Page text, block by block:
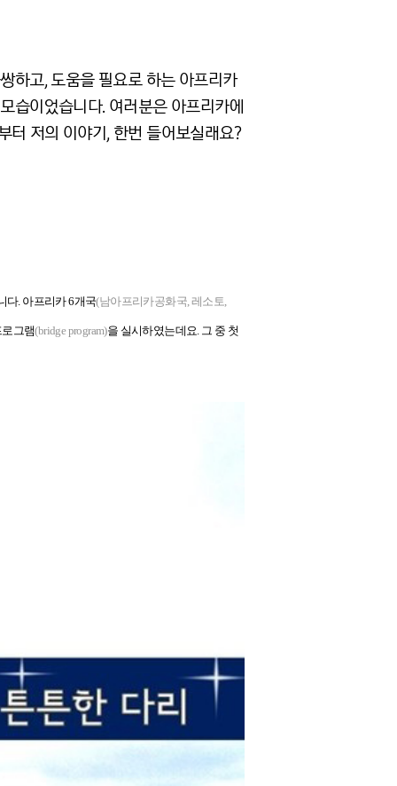
하고, 도움을 필요로 하는 아프리카
습이었습니다. 여러분은 아프리카에
터 저의 이야기, 한번 들어보실래요?
다. 아프리카 6개국(남아프리카공화국, 레소토,
로그램(bridge program)을 실시하였는데요. 그 중 첫